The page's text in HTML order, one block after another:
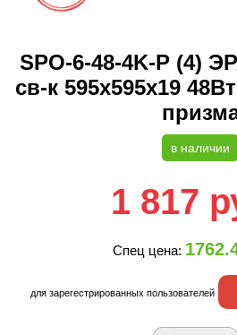
SPO-6-48-4K-P (4)
св-к 595x595x19
в наличии
1 817
Спец цена:
для зарегестрированных пользователей